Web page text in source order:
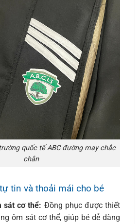
quốc tế ABC đường may chắc
chắn
tin và thoải mái cho bé
sát cơ thể: Đồng phục được thiết
ôm sát cơ thể, giúp bé dễ dàng